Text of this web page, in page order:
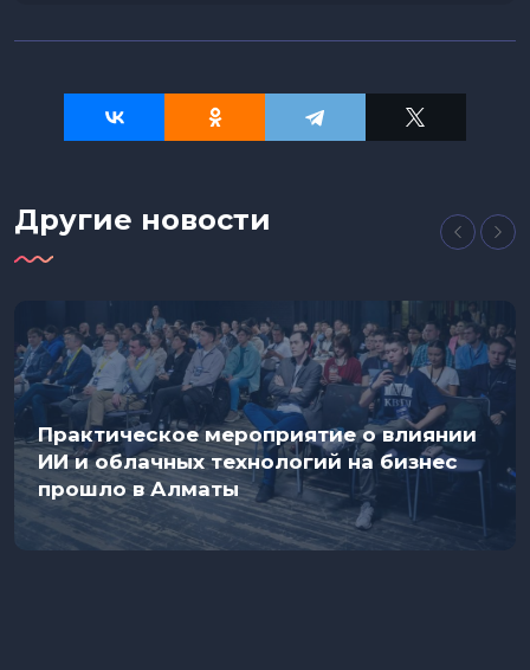
Другие новости
Практическое мероприятие о влиянии
ИИ и облачных технологий на бизнес
прошло в Алматы